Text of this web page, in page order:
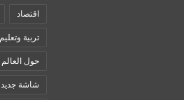
اقتصاد
تربية وتعليم
حول العالم
شاشة جديد24